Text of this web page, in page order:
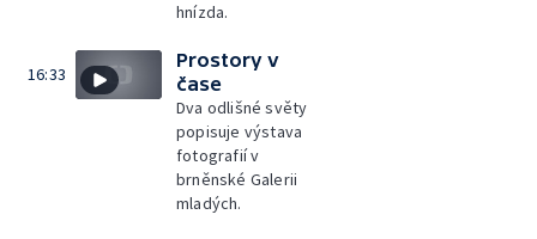
hnízda.
16:33
Prostory v
čase
Dva odlišné světy
popisuje výstava
fotografií v
brněnské Galerii
mladých.